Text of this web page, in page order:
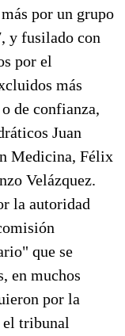
por un grupo
y fusilado con
por el
más
de confianza,
Juan
Medicina, Félix
Velázquez.
la autoridad
que se
en muchos
por la
tribunal